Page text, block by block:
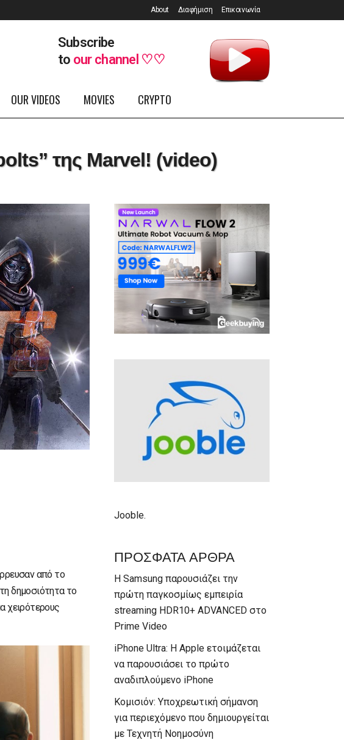
About Διαφήμιση Επικοινωνία
Subscribe
to our channel ♡♡
OUR VIDEOS MOVIES CRYPTO
της Marvel! (video)
από το
δημοσιότητα το
χειρότερους
Jooble.
ΠΡΟΣΦΑΤΑ ΑΡΘΡΑ
Η Samsung παρουσιάζει την
πρώτη παγκοσμίως εμπειρία
streaming HDR10+ ADVANCED στο
Prime Video
iPhone Ultra: Η Apple ετοιμάζεται
να παρουσιάσει το πρώτο
αναδιπλούμενο iPhone
Κομισιόν: Υποχρεωτική σήμανση
για περιεχόμενο που δημιουργείται
με Τεχνητή Νοημοσύνη